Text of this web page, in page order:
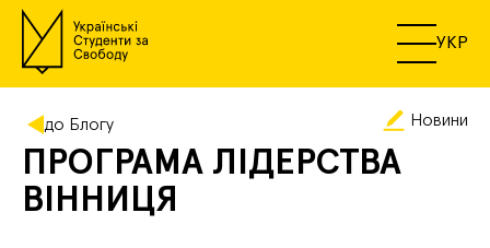
УКР
до Блогу Новини
ПРОГРАМА ЛІДЕРСТВА
ВІННИЦЯ